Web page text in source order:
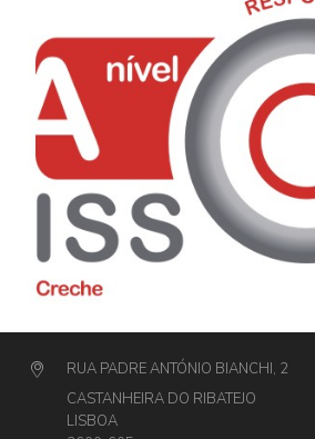
RUA PADRE ANTÓNIO BIANCHI, 2
CASTANHEIRA DO RIBATEJO
LISBOA